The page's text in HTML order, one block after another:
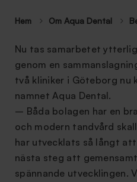
Hem Om Aqua Dental
Nu tas samarbetet
genom en
två kliniker i Göteborg nu
namnet Aqua Dental.
– Båda bolagen har en
och modern tandvård
har utvecklats så långt
nästa steg att
spännande utvecklingen.